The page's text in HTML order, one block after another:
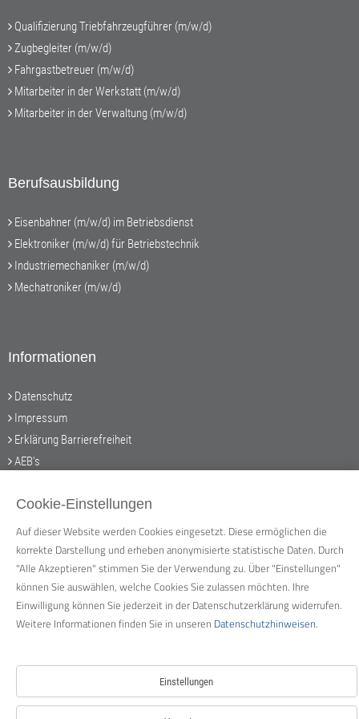
Qualifizierung Triebfahrzeugführer (m/w/d)
Zugbegleiter (m/w/d)
Fahrgastbetreuer (m/w/d)
Mitarbeiter in der Werkstatt (m/w/d)
Mitarbeiter in der Verwaltung (m/w/d)
Berufsausbildung
Eisenbahner (m/w/d) im Betriebsdienst
Elektroniker (m/w/d) für Betriebstechnik
Industriemechaniker (m/w/d)
Mechatroniker (m/w/d)
Informationen
Datenschutz
Impressum
Erklärung Barrierefreiheit
AEB's
Service
personal@laenderbahn.com
Die Länderbahn GmbH DLB / Regentalbahn GmbH
Cookie-Einstellungen
Auf dieser Website werden Cookies eingesetzt. Diese ermöglichen die
korrekte Darstellung und erheben anonymisierte statistische Daten. Durch
"Alle Akzeptieren" stimmen Sie der Verwendung zu. Über "Einstellungen"
können Sie auswählen, welche Cookies Sie zulassen möchten. Ihre
Einwilligung können Sie jederzeit in der Datenschutzerklärung widerrufen.
Weitere Informationen finden Sie in unseren Datenschutzhinweisen.
Einstellungen